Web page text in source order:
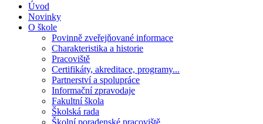
Úvod
Novinky
O škole
Povinně zveřejňované informace
Charakteristika a historie
Pracoviště
Certifikáty, akreditace, programy...
Partnerství a spolupráce
Informační zpravodaje
Fakultní škola
Školská rada
Školní poradenské pracoviště